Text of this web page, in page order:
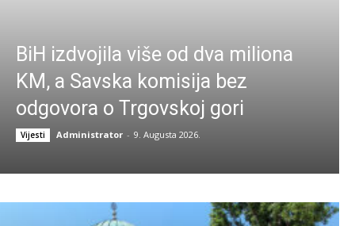
BiH izdvojila više od dva miliona
KM, a Savska komisija bez
odgovora o Trgovskoj gori
Vijesti Administrator - 9. Augusta 2026.